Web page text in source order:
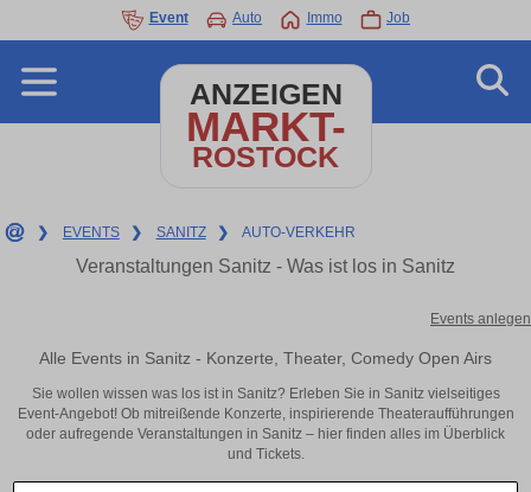
Event Auto Immo Job
ANZEIGEN
MARKT-
ROSTOCK
❯ EVENTS ❯ SANITZ ❯ AUTO-VERKEHR
Veranstaltungen Sanitz - Was ist los in Sanitz
Events anlegen
Alle Events in Sanitz - Konzerte, Theater, Comedy Open Airs
Sie wollen wissen was los ist in Sanitz? Erleben Sie in Sanitz vielseitiges
Event-Angebot! Ob mitreißende Konzerte, inspirierende Theateraufführungen
oder aufregende Veranstaltungen in Sanitz – hier finden alles im Überblick
und Tickets.